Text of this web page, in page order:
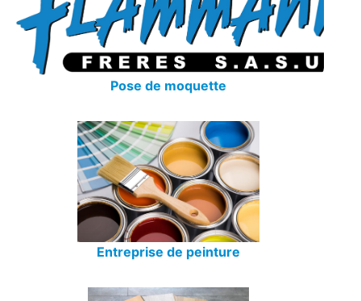
Pose de moquette
Entreprise de peinture